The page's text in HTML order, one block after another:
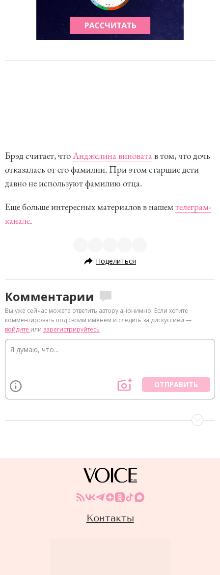
Брэд считает, чтоАнджелина виноватав том, что дочь
отказалась от его фамилии. При этом старшие дети
давно не используют фамилию отца.
Еще больше интересных материалов в нашемтелеграм-
канале.
Поделиться
Комментарии
Вы уже сейчас можете ответить автору анонимно. Если хотите
комментировать под своим именем и следить за дискуссией —
войдите или зарегистрируйтесь
ОТПРАВИТЬ
Контакты